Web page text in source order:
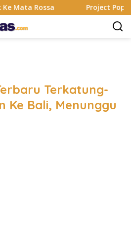
Rossa Project Pop
Terkatung-
Ke Bali, Menunggu